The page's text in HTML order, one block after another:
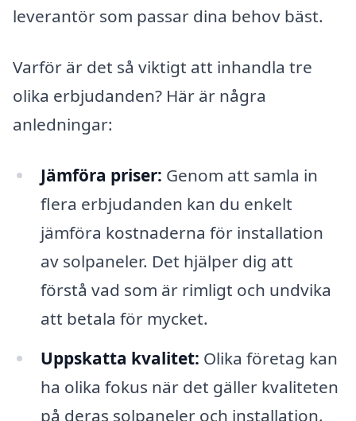
leverantör som passar dina behov bäst.
Varför är det så viktigt att inhandla tre
olika erbjudanden? Här är några
anledningar:
Jämföra priser: Genom att samla in
flera erbjudanden kan du enkelt
jämföra kostnaderna för installation
av solpaneler. Det hjälper dig att
förstå vad som är rimligt och undvika
att betala för mycket.
Uppskatta kvalitet: Olika företag kan
ha olika fokus när det gäller kvaliteten
på deras solpaneler och installation.